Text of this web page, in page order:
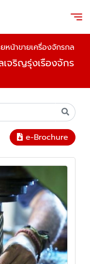
หน้าขายเครื่องจักรกล
จริญรุ่งเรืองจักร
e-Brochure